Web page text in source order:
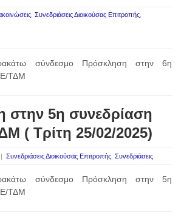
Συνεδριάσεις Διοικούσας Επιτροπής
σύνδεσμο Πρόσκληση στην 6η
ΤΔΜ
στην 5η συνεδρίαση
( Τρίτη 25/02/2025)
Συνεδριάσεις Διοικούσας Επιτροπής Συνεδριάσεις
σύνδεσμο Πρόσκληση στην 5η
ΤΔΜ